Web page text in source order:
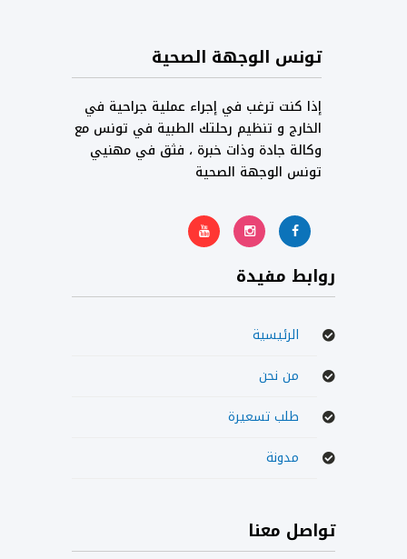
تونس الوجهة الصحية
إذا كنت ترغب في إجراء عملية جراحية في
الخارج و تنظيم رحلتك الطبية في تونس مع
وكالة جادة وذات خبرة ، فثق في مهنيي
تونس الوجهة الصحية
روابط مفيدة
الرئيسية
من نحن
طلب تسعيرة
مدونة
تواصل معنا